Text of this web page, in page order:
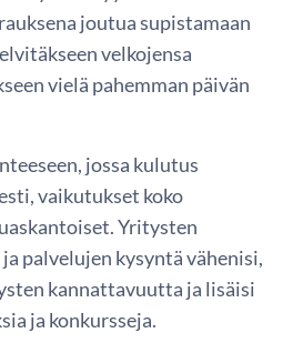
joutua supistamaan
velkojensa
vielä pahemman päivän
jossa kulutus
vaikutukset koko
Yritysten
palvelujen kysyntä vähenisi,
kannattavuutta ja lisäisi
ja konkursseja.